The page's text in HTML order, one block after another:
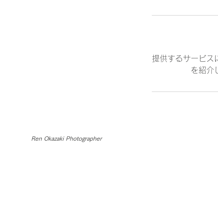
提供するサービス
を紹介
Ren Okazaki Photographer